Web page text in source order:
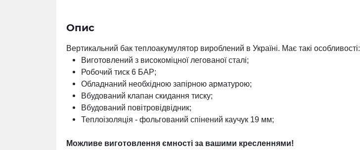
Опис
Вертикальний бак теплоакумулятор вироблений в Україні. Має такі особливості:
Виготовлений з високоміцної легованої сталі;
Робочий тиск 6 БАР;
Обладнаний необхідною запірною арматурою;
Вбудований клапан скидання тиску;
Вбудований повітровідвідник;
Теплоізоляція - фольгований спінений каучук 19 мм;
Можливе виготовлення ємності за вашими кресленнями!